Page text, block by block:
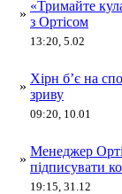
»
«Тримайте
з Ортісом
13:20, 5.02
»
Хірн б’є на
зриву
09:20, 10.01
»
Менеджер
підписувати
19:15, 31.12